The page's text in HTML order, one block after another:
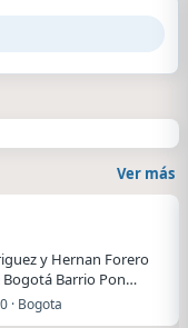
Ver más
y Hernan Forero
Bogotá Barrio Pon…
· Bogota